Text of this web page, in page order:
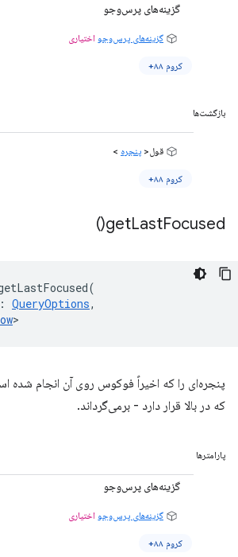
گزینه‌های پرس‌وجو
گزینه‌های پرس‌وجو اختیاری
کروم ۸۸+
بازگشت‌ها
قول< پنجره >
کروم ۸۸+
getLastFocused(
)
(
: QueryOptions,
>
پنجره‌ای را که اخیراً فوکوس روی آن انجام شده
که در بالا قرار دارد - برمی‌گرداند.
پارامترها
گزینه‌های پرس‌وجو
گزینه‌های پرس‌وجو اختیاری
کروم ۸۸+